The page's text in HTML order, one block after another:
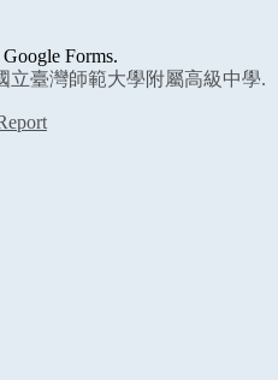
Forms.
立臺灣師範大學附屬高級中學.